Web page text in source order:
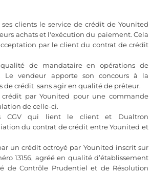
clients le service de crédit de Younited
achats et l'exécution du paiement. Cela
par le client du contrat de crédit
de mandataire en opérations de
Le vendeur apporte son concours à la
de crédit sans agir en qualité de prêteur.
crédit par Younited pour une commande
de celle-ci.
CGV qui lient le client et Dualtron
du contrat de crédit entre Younited et
un crédit octroyé par Younited inscrit sur
13156, agréé en qualité d’établissement
de Contrôle Prudentiel et de Résolution